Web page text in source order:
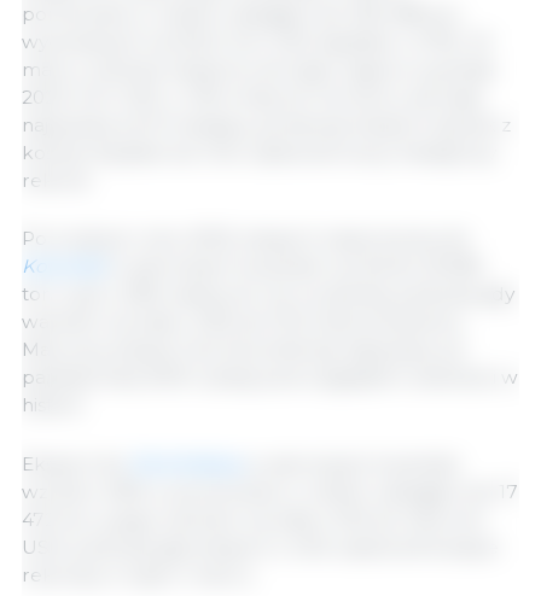
porównaniu z rokiem ubiegłym do 236 498 ton,
wycenianych na 532,3 mln USD (spadek o 27%). W
marcu wartość eksportu do tego regionu wyniosła
202,5 ​​mln USD, o 14% mniej niż rok temu, ale była
najwyższa od 10 miesięcy, ponieważ eksport szynek z
kością i łopatek do Chin ustanowił nowy miesięczny
rekord.
Po trudnym roku 2020, eksport wieprzowiny do
Kolumbii
ton, czyli o 26% więcej niż rok wcześniej, podczas gdy
wartość wzrosła o 22% do 57,6 miliona dolarów.
Marcowy eksport do Kolumbii był najwyższy od
października 2019 i szósty pod względem wielkości w
historii.
Eksport do
wzrósł o 49% w porównaniu z rokiem ubiegłym do 17
472 ton, a jego wartość wzrosła o 51% do 40,6 mln
USD, podczas gdy eksport z USA ustanowił kolejne
rekordy w lutym i marcu.